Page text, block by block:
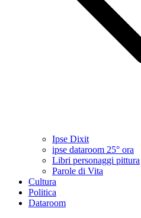
Ipse Dixit
ipse dataroom 25° ora
Libri personaggi pittura
Parole di Vita
Cultura
Politica
Dataroom